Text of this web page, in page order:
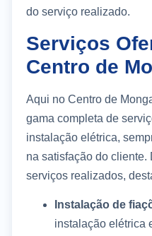
do serviço realizado.
Serviços
Centro de
Aqui no Centro de
gama completa de
instalação elétrica,
na satisfação do cliente.
serviços realizados,
Instalação de
instalação elétrica